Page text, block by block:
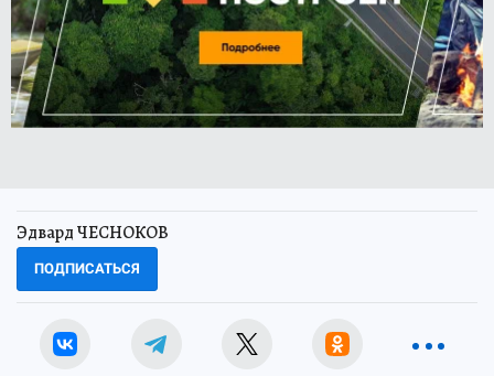
Эдвард ЧЕСНОКОВ
ПОДПИСАТЬСЯ